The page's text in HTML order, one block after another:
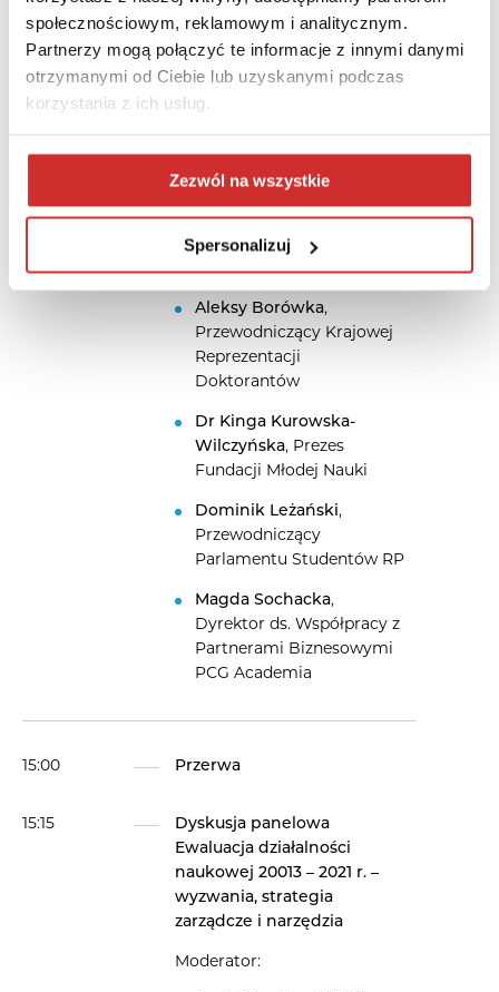
społecznościowym, reklamowym i analitycznym.
Partnerzy mogą połączyć te informacje z innymi danymi
otrzymanymi od Ciebie lub uzyskanymi podczas
korzystania z ich usług.
Zezwól na wszystkie
Spersonalizuj
wieku – kompetencje
kluczowe, nowoczesne
narzędzia oraz metody
kształcenia
Dr hab. Maria Próchnicka
Sekretarz Polskiej Komisji
Paneliści:
Aleksy Borówka,
Przewodniczący Krajowej
Reprezentacji
Doktorantów
Dr Kinga Kurowska-
Wilczyńska, Prezes
Fundacji Młodej Nauki
Dominik Leżański,
Przewodniczący
Parlamentu Studentów RP
Magda Sochacka,
Dyrektor ds. Współpracy z
Partnerami Biznesowymi
PCG Academia
15:00 Przerwa
15:15
Dyskusja panelowa
Ewaluacja działalności
naukowej 20013 – 2021 r. –
wyzwania, strategia
zarządcze i narzędzia
Moderator: